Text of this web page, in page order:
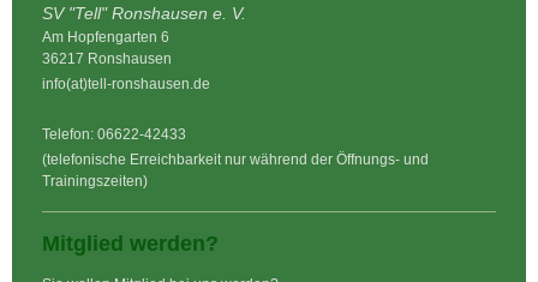
SV "Tell" Ronshausen e. V.
Am Hopfengarten 6
36217 Ronshausen
info(at)tell-ronshausen.de
Telefon: 06622-42433
(telefonische Erreichbarkeit nur während der Öffnungs- und
Trainingszeiten)
Mitglied werden?